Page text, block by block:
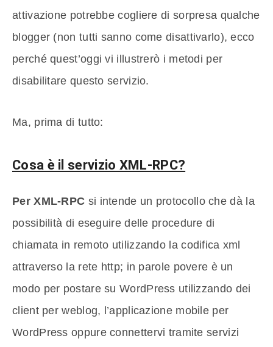
attivazione potrebbe cogliere di sorpresa qualche
blogger (non tutti sanno come disattivarlo), ecco
perché quest’oggi vi illustrerò i metodi per
disabilitare questo servizio.
Ma, prima di tutto:
Cosa è il servizio XML-RPC?
Per XML-RPC si intende un protocollo che dà la
possibilità di eseguire delle procedure di
chiamata in remoto utilizzando la codifica xml
attraverso la rete http; in parole povere è un
modo per postare su WordPress utilizzando dei
client per weblog, l’applicazione mobile per
WordPress oppure connettervi tramite servizi